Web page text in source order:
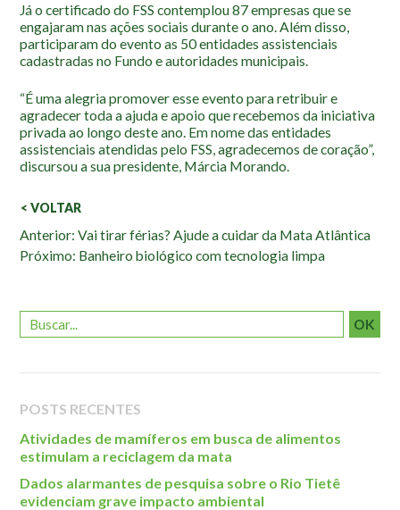
Já o certificado do FSS contemplou 87 empresas que se
engajaram nas ações sociais durante o ano. Além disso,
participaram do evento as 50 entidades assistenciais
cadastradas no Fundo e autoridades municipais.
“É uma alegria promover esse evento para retribuir e
agradecer toda a ajuda e apoio que recebemos da iniciativa
privada ao longo deste ano. Em nome das entidades
assistenciais atendidas pelo FSS, agradecemos de coração”,
discursou a sua presidente, Márcia Morando.
< VOLTAR
Veja
Anterior: Vai tirar férias? Ajude a cuidar da Mata Atlântica
Próximo: Banheiro biológico com tecnologia limpa
OK
POSTS RECENTES
Atividades de mamíferos em busca de alimentos
estimulam a reciclagem da mata
Dados alarmantes de pesquisa sobre o Rio Tietê
evidenciam grave impacto ambiental